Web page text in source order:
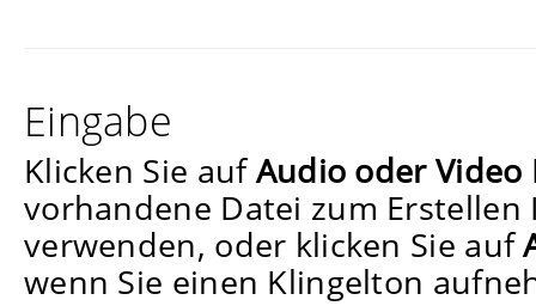
Eingabe
Klicken Sie aufAudio oder Video
vorhandene Datei zum Erstellen
verwenden, oder klicken Sie auf
wenn Sie einen Klingelton